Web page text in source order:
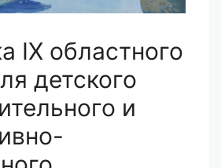
IX областного
детского
и